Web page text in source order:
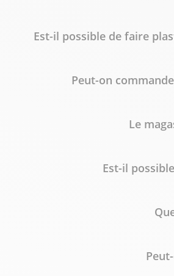
Est-il possible de faire
Peut-on
Le
Est-il